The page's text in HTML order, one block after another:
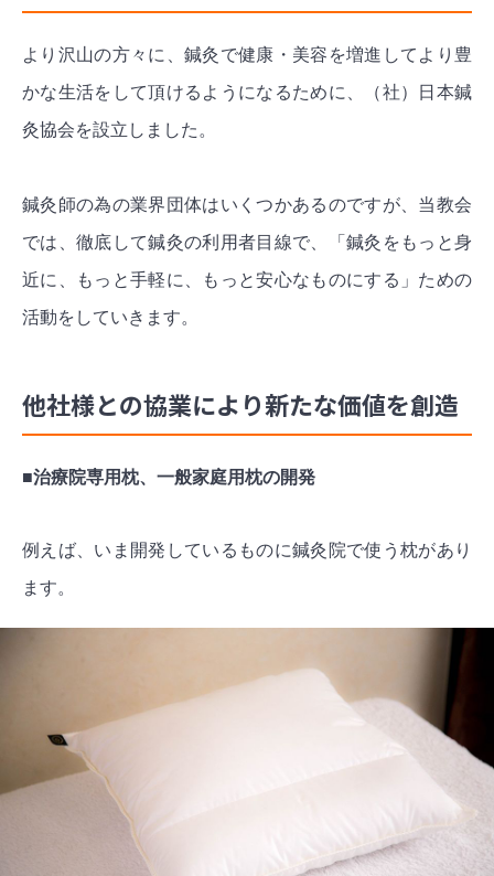
より沢山の方々に、鍼灸で健康・美容を増進してより豊
かな生活をして頂けるようになるために、（社）日本鍼
灸協会を設立しました。
鍼灸師の為の業界団体はいくつかあるのですが、当教会
では、徹底して鍼灸の利用者目線で、「鍼灸をもっと身
近に、もっと手軽に、もっと安心なものにする」ための
活動をしていきます。
他社様との協業により新たな価値を創造
■治療院専用枕、一般家庭用枕の開発
例えば、いま開発しているものに鍼灸院で使う枕があり
ます。